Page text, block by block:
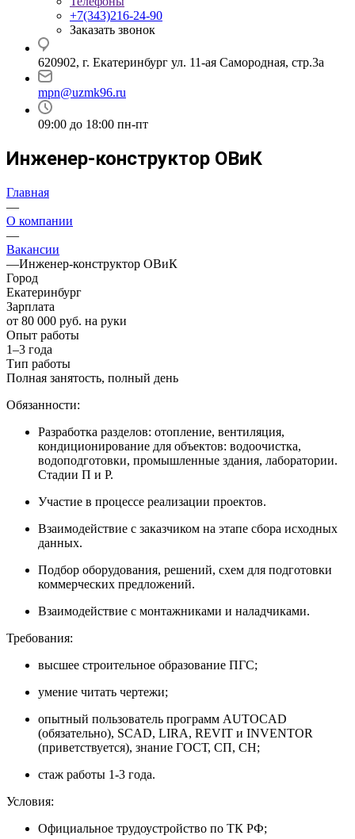
+7(343)216-24-90
Заказать звонок
620902, г. Екатеринбург ул. 11-ая Самородная, стр.3а
mpn@uzmk96.ru
09:00 до 18:00 пн-пт
Инженер-конструктор ОВиК
Главная
—
О компании
—
Вакансии
—Инженер-конструктор ОВиК
Город
Екатеринбург
Зарплата
от 80 000 руб. на руки
Опыт работы
1–3 года
Тип работы
Полная занятость, полный день
Обязанности:
Разработка разделов: отопление, вентиляция,
кондиционирование для объектов: водоочистка,
водоподготовки, промышленные здания, лаборатории.
Стадии П и Р.
Участие в процессе реализации проектов.
Взаимодействие с заказчиком на этапе сбора исходных
данных.
Подбор оборудования, решений, схем для подготовки
коммерческих предложений.
Взаимодействие с монтажниками и наладчиками.
Требования:
высшее строительное образование ПГС;
умение читать чертежи;
опытный пользователь программ AUTOCAD
(обязательно), SCAD, LIRA, REVIT и INVENTOR
(приветствуется), знание ГОСТ, СП, СН;
стаж работы 1-3 года.
Условия:
Официальное трудоустройство по ТК РФ;